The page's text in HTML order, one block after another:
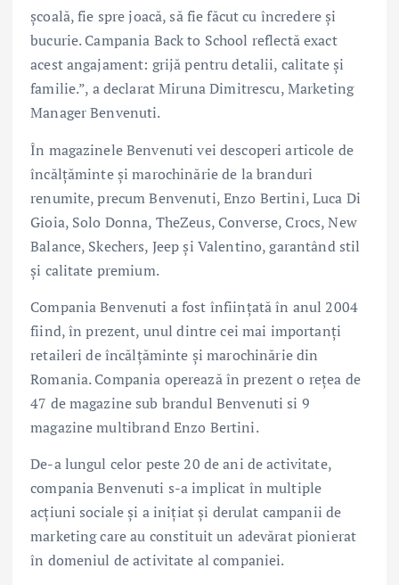
școală, fie spre joacă, să fie făcut cu încredere și
bucurie. Campania Back to School reflectă exact
acest angajament: grijă pentru detalii, calitate și
familie.”, a declarat Miruna Dimitrescu, Marketing
Manager Benvenuti.
În magazinele Benvenuti vei descoperi articole de
încălțăminte și marochinărie de la branduri
renumite, precum Benvenuti, Enzo Bertini, Luca Di
Gioia, Solo Donna, TheZeus, Converse, Crocs, New
Balance, Skechers, Jeep și Valentino, garantând stil
și calitate premium.
Compania Benvenuti a fost înființată în anul 2004
fiind, în prezent, unul dintre cei mai importanți
retaileri de încălțăminte și marochinărie din
Romania. Compania operează în prezent o rețea de
47 de magazine sub brandul Benvenuti si 9
magazine multibrand Enzo Bertini.
De-a lungul celor peste 20 de ani de activitate,
compania Benvenuti s-a implicat în multiple
acțiuni sociale și a inițiat și derulat campanii de
marketing care au constituit un adevărat pionierat
în domeniul de activitate al companiei.